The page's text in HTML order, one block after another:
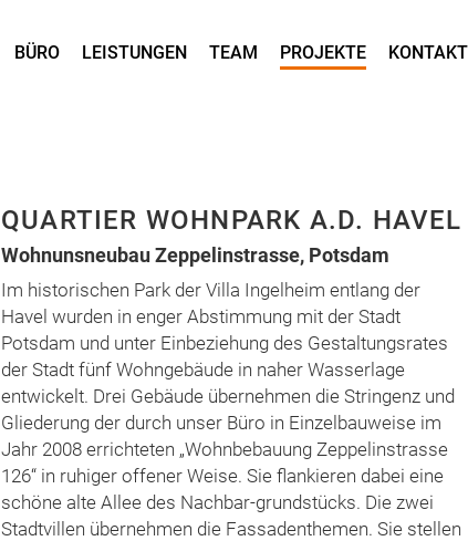
BÜRO LEISTUNGEN TEAM PROJEKTE KONTAKT
QUARTIER WOHNPARK A.D. HAVEL
Wohnunsneubau Zeppelinstrasse, Potsdam
Im historischen Park der Villa Ingelheim entlang der
Havel wurden in enger Abstimmung mit der Stadt
Potsdam und unter Einbeziehung des Gestaltungsrates
der Stadt fünf Wohngebäude in naher Wasserlage
entwickelt. Drei Gebäude übernehmen die Stringenz und
Gliederung der durch unser Büro in Einzelbauweise im
Jahr 2008 errichteten „Wohnbebauung Zeppelinstrasse
126“ in ruhiger offener Weise. Sie flankieren dabei eine
schöne alte Allee des Nachbar-grundstücks. Die zwei
Stadtvillen übernehmen die Fassadenthemen. Sie stellen